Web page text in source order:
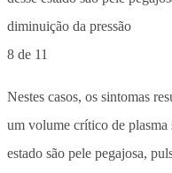
8 de 11
Nestes casos, os sintomas
um volume crítico de plasma
estado são pele pegajosa,